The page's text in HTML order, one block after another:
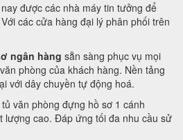
được các nhà máy tin tưởng để
các cửa hàng đại lý phân phối trên
ngân hàng sẵn sàng phục vụ mọi
phòng của khách hàng. Nền tảng
với dây chuyền tự động hoá.
văn phòng đựng hồ sơ 1 cánh
lượng cao. Đáp ứng tối đa nhu cầu sử